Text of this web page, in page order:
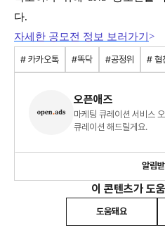
다.
자세한 공모전 정보 보러가기 >
# 카카오톡 #똑닥 #공정위 # 협
오픈애즈
마케팅 큐레이션 서비스
큐레이션 해드릴게요.
알림받
이 콘텐츠가 도
도움돼요